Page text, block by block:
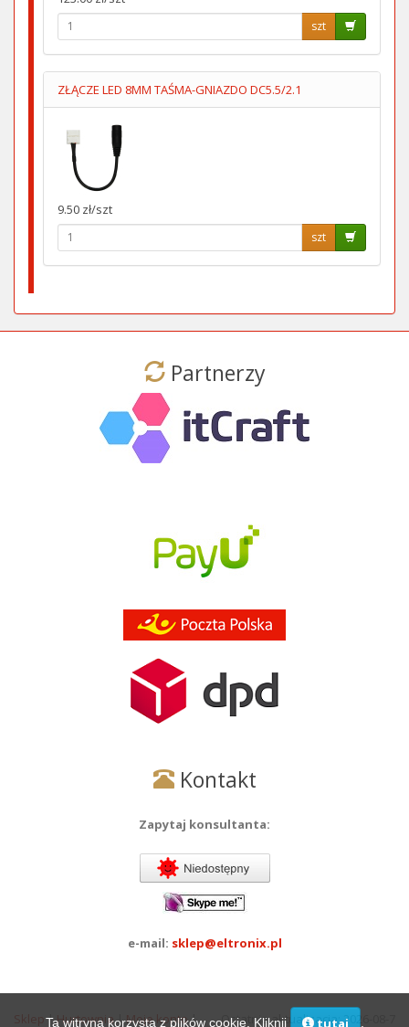
szt
ZŁĄCZE LED 8MM TAŚMA-GNIAZDO DC5.5/2.1
9.50 zł/szt
szt
Partnerzy
Kontakt
Zapytaj konsultanta:
e-mail: sklep@eltronix.pl
Ostatnia aktualizacja: 2026-08-7
Sklep |Hurtownia|Moje konto|
Ta witryna korzysta z plików cookie. Kliknij tutaj